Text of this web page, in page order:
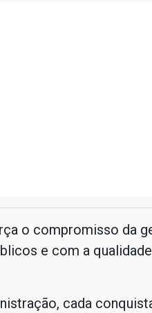
o compromisso da
e com a
cada